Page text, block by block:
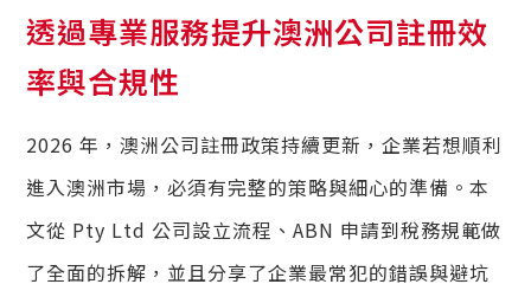
透過專業服務提升澳洲公司註冊效
率與合規性
2026 年，澳洲公司註冊政策持續更新，企業若想順利
進入澳洲市場，必須有完整的策略與細心的準備。本
文從 Pty Ltd 公司設立流程、ABN 申請到稅務規範做
了全面的拆解，並且分享了企業最常犯的錯誤與避坑